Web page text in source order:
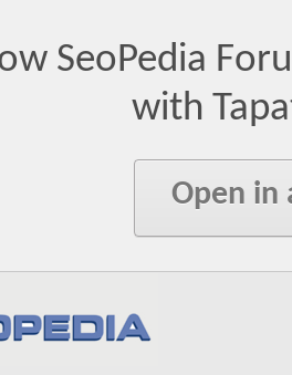
SeoPedia
with
Open in